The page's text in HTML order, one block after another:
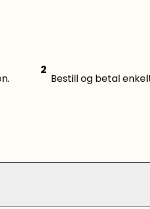
2
Bestill og betal